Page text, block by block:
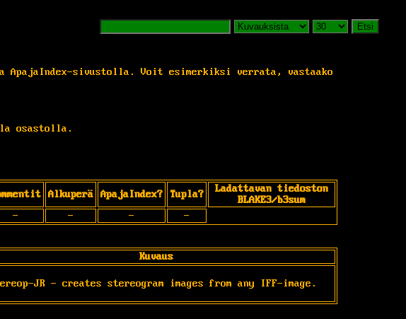
Etsi
sivustolla. Voit esimerkiksi verrata, vastaako
osastolla.
Alkuperä ApajaIndex? Tupla?
Ladattavan tiedoston
BLAKE3/b3sum
- - - -
Kuvaus
JR - creates stereogram images from any IFF-image.